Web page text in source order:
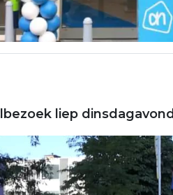
Mail
via link
liep